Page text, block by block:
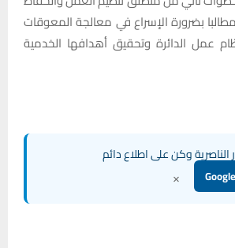
بضرورة الإسراع في معالجة المعوقات
عمل الدائرة وتحقيق أهدافها الخدمية
الناصرية وكن على اطلاع دائم
×